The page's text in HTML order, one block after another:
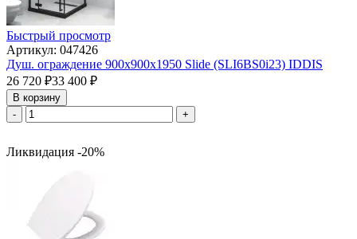
Быстрый просмотр
Артикул: 047426
Душ. ограждение 900х900х1950 Slide (SLI6BS0i23) IDDIS
26 720 ₽33 400 ₽
В корзину
-
+
Ликвидация -20%